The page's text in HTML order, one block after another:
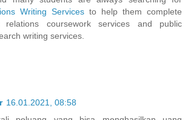
Writing Services to help them complete
coursework services and public
writing services.
16.01.2021, 08:58